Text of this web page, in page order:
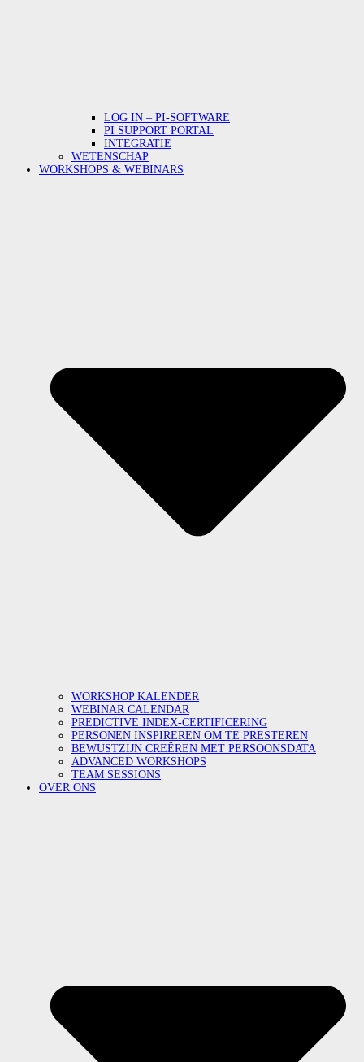
LOG IN – PI-SOFTWARE
PI SUPPORT PORTAL
INTEGRATIE
WETENSCHAP
WORKSHOPS & WEBINARS
WORKSHOP KALENDER
WEBINAR CALENDAR
PREDICTIVE INDEX-CERTIFICERING
PERSONEN INSPIREREN OM TE PRESTEREN
BEWUSTZIJN CREËREN MET PERSOONSDATA
ADVANCED WORKSHOPS
TEAM SESSIONS
OVER ONS